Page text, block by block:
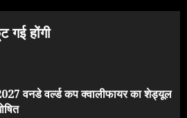
होंगी
वनडे वर्ल्ड कप क्वालीफायर का शेड्यूल